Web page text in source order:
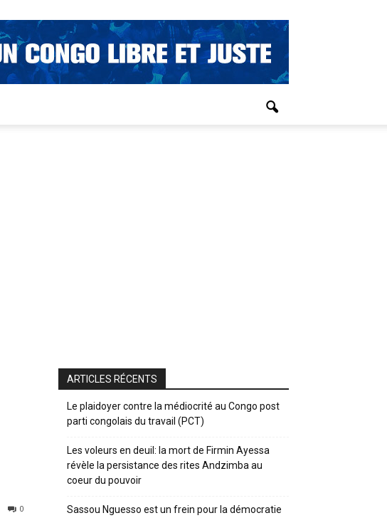
0
ARTICLES RÉCENTS
Le plaidoyer contre la médiocrité au Congo post
parti congolais du travail (PCT)
Les voleurs en deuil: la mort de Firmin Ayessa
révèle la persistance des rites Andzimba au
coeur du pouvoir
Sassou Nguesso est un frein pour la démocratie